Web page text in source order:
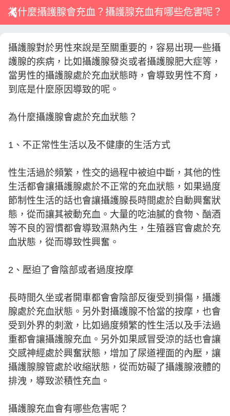
為什麼攝護腺會充血？攝護腺充血有哪些危害呢？
攝護腺對於男性來說是至關重要的，容易出現一些攝
護腺的疾病，比如攝護腺發炎或者攝護腺肥大症等，
當男性的攝護腺處於充血狀態時，會導致男性不育，
到底是什麼原因導致的呢。
為什麼攝護腺會處於充血狀態？
1、不正常性生活以及不健康的生活方式
性生活過於頻繁，性交的過程中被迫中斷，其他的性
生活都會讓攝護腺處於不正常的充血狀態，如果過度
節制性生活的話也會讓攝護腺長時間處於自動興奮狀
態，從而讓其被動充血。大量的吃油膩的食物、酗酒
等不良的習慣都會導致濕熱內生，生殖器官會處於充
血狀態，從而導致性興奮。
2、壓迫了會陰部或者過度按摩
長時間久坐或者開車都會會陰部反復受到損傷，攝護
腺處於充血狀態。另外對攝護腺不恰當的按摩，也會
受到外界的刺激，比如過度頻繁的性生活以及手法過
重都會讓攝護腺充血。另外如果感冒受涼的話也會讓
交感神經處於興奮狀態，增加了尿道裡面的內壓，讓
攝護腺腺管處於收縮狀態，從而妨礙了攝護腺液體的
排洩，導致淤積性充血。
攝護腺充血會有哪些危害呢？